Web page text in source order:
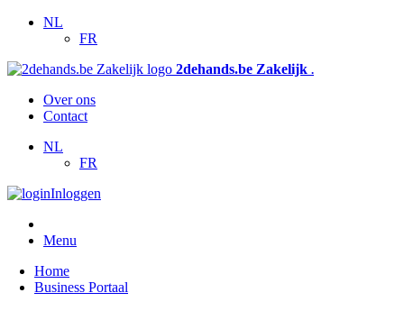
NL
FR
2dehands.be Zakelijk .
Over ons
Contact
NL
FR
Inloggen
Menu
Home
Business Portaal